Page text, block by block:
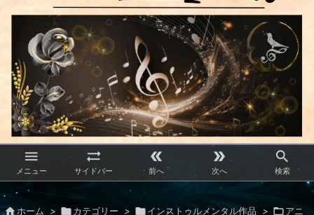

メニュー

サイドバー

前へ

次へ

検索
ホーム > カテゴリー > インストゥルメンタル作品 > アニ